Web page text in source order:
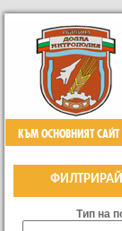
КЪМ ОСНОВНИЯТ САЙТ
Тип на